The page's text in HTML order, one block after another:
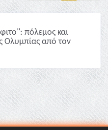
πόλεμος και
Ολυμπίας από τον